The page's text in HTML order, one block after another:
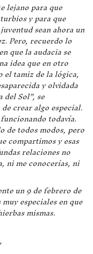
lejano para que
y para que
sean ahora un
Pero, recuerdo lo
que la audacia se
idea que en otro
el tamiz de la lógica,
y olvidada
Sol”, se
crear algo especial.
todavía.
de todos modos, pero
compartimos y esas
relaciones no
ni me conocerías, ni
un 9 de febrero de
especiales en que
mismas.